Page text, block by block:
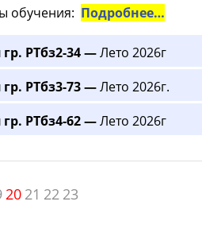
обучения: Подробнее…
РТбз2-34 —Лето 2026г
РТбз3-73 —Лето 2026г.
РТбз4-62 —Лето 2026г
20 21 22 23